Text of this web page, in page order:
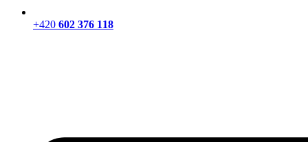
+420 602 376 118